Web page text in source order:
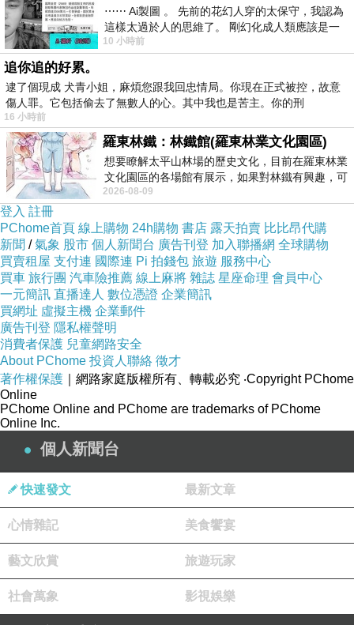
⋯⋯ Ai製圖 。 先前的花幻人穿的太保守，我認為
這樣太過於人的思維了。 剛幻化成人類應該是一
絲不掛吧？ 當然這樣是創不出
10 小時前
追你追的好累。
逮了個現成 犬青小姐，麻煩您跟我回忠情局。你現在正式被控，故意
傷人罪。它包括偷去了無數人的心。其中我也是苦主。你的刑
16 小時前
羅東林鐵：林鐵館(羅東林業文化園區)
想要瞭解太平山林場的歷史文化，目前在羅東林業
文化園區的各場館有展示，如果對林鐵有興趣，可
以到林鐵館。 這裡展示從山下
2026-08-09
登入 註冊
PChome首頁 線上購物 24h購物 書店 露天拍賣 比比昂代購
新聞 /氣象 股市 個人新聞台 廣告刊登 加入聯播網 全球購物
買賣租屋 支付連 國際連 Pi 拍錢包 旅遊 服務中心
買車 旅行團 汽車險推薦 線上麻將 雜誌 星座命理 會員中心
一元簡訊 直播達人 數位憑證 企業簡訊
買網址 虛擬主機 企業郵件
廣告刊登 隱私權聲明
消費者保護 兒童網路安全
About PChome 投資人聯絡 徵才
著作權保護 ｜網路家庭版權所有、轉載必究 ‧Copyright PChome
Online
PChome Online and PChome are trademarks of PChome
Online Inc.
個人新聞台
快速發文 最新文章
心情雜記 美食饗宴
藝文欣賞 旅遊玩家
社會萬象 影視娛樂